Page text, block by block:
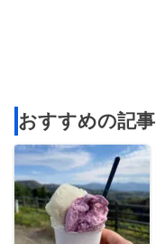
おすすめの記事